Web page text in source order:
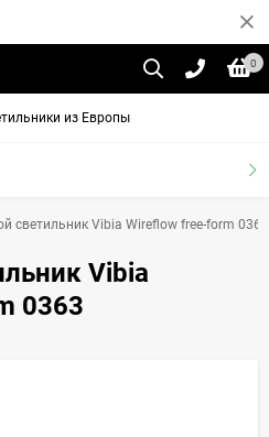
0
из Европы
светильник Vibia Wireflow free-form 0363
Vibia
0363